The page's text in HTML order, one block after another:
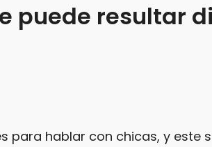
puede resultar
para hablar con chicas, y este